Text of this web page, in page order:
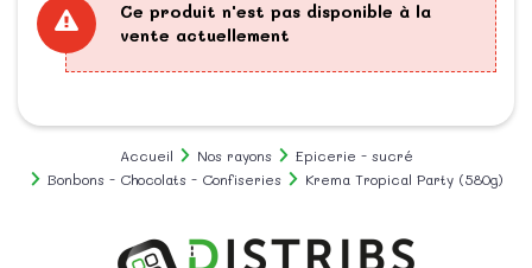
Ce produit n'est pas disponible à la
vente actuellement
Accueil Nos rayons
Epicerie - sucré
Bonbons - Chocolats - Confiseries
Krema Tropical Party (580g)